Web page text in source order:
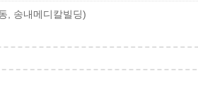
, 송내메디칼빌딩)